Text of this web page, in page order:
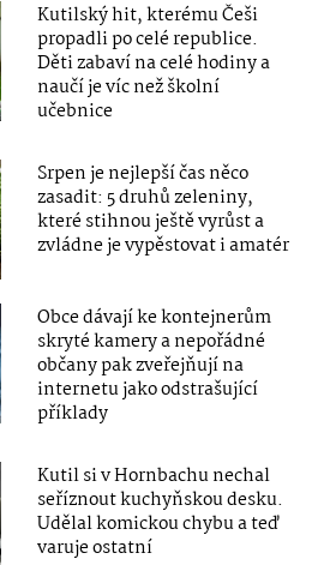
Kutilský hit, kterému Češi
propadli po celé republice.
Děti zabaví na celé hodiny a
naučí je víc než školní
učebnice
Srpen je nejlepší čas něco
zasadit: 5 druhů zeleniny,
které stihnou ještě vyrůst a
zvládne je vypěstovat i amatér
Obce dávají ke kontejnerům
skryté kamery a nepořádné
občany pak zveřejňují na
internetu jako odstrašující
příklady
Kutil si v Hornbachu nechal
seříznout kuchyňskou desku.
Udělal komickou chybu a teď
varuje ostatní